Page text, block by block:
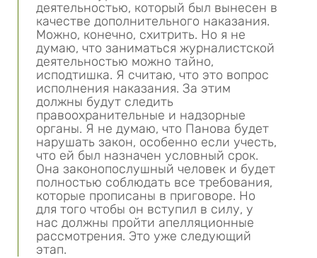
деятельностью, который был вынесен в
качестве дополнительного наказания.
Можно, конечно, схитрить. Но я не
думаю, что заниматься журналистской
деятельностью можно тайно,
исподтишка. Я считаю, что это вопрос
исполнения наказания. За этим
должны будут следить
правоохранительные и надзорные
органы. Я не думаю, что Панова будет
нарушать закон, особенно если учесть,
что ей был назначен условный срок.
Она законопослушный человек и будет
полностью соблюдать все требования,
которые прописаны в приговоре. Но
для того чтобы он вступил в силу, у
нас должны пройти апелляционные
рассмотрения. Это уже следующий
этап.